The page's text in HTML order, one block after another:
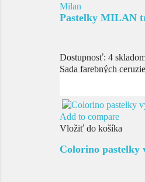
Milan
Pastelky MILAN
Dostupnosť: 4
Sada farebných
Add to compare
Vložiť do košíka
Colorino pastelky